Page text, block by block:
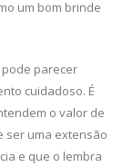
um bom brinde
parecer
cuidadoso. É
o valor de
ser uma extensão
e que o lembra